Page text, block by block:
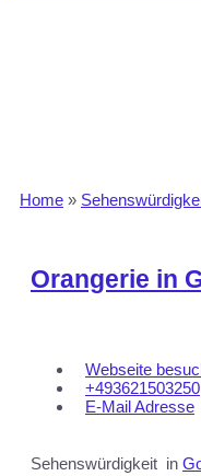
Home »
Orangerie in
Webseite
+493621503250
E-Mail Adresse
Sehenswürdigkeit in